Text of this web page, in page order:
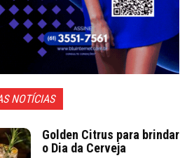
NOTÍCIAS
Golden Citrus para brindar
o Dia da Cerveja